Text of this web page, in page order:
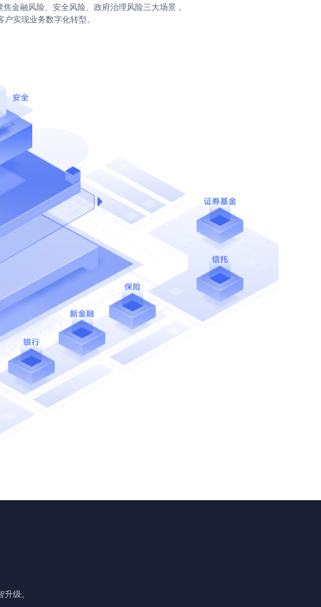
金融风险、安全风险、政府治理风险三大场景，
实现业务数字化转型。
级。